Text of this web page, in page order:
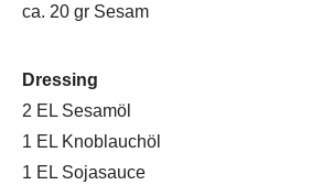
ca. 20 gr Sesam
Dressing
2 EL Sesamöl
1 EL Knoblauchöl
1 EL Sojasauce